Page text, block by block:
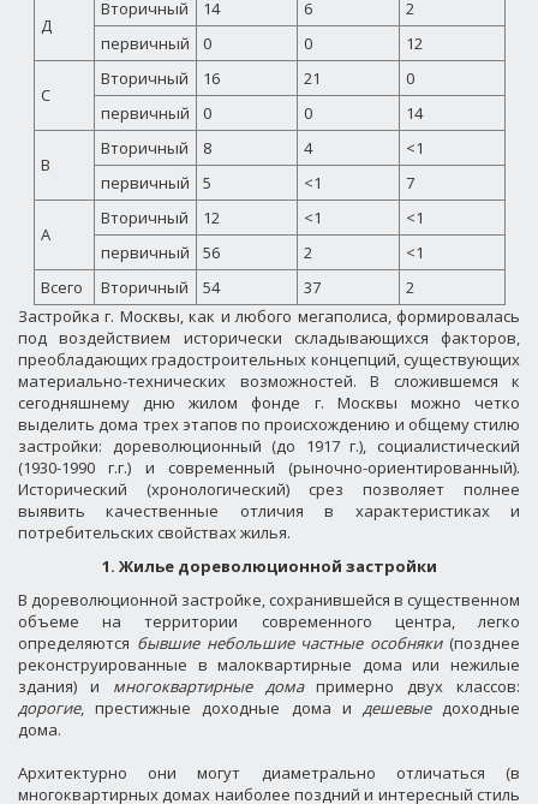
Д
Вторичный 14 6
2
первичный
0 0 12
С
Вторичный 16 21
0
первичный
0 0 14
В
Вторичный 8 4
<1
первичный
5 <1 7
А
Вторичный 12 <1
<1
первичный
56 2
<1
Всего
Вторичный 54 37
2
Застройка г. Москвы, как и любого мегаполиса, формировалась
под воздействием исторически складывающихся факторов,
преобладающих градостроительных концепций, существующих
материально-технических возможностей. В сложившемся к
сегодняшнему дню жилом фонде г. Москвы можно четко
выделить дома трех этапов по происхождению и общему стилю
застройки: дореволюционный (до 1917 г.), социалистический
(1930-1990 г.г.) и современный (рыночно-ориентированный).
Исторический (хронологический) срез позволяет полнее
выявить качественные отличия в характеристиках и
потребительских свойствах жилья.
1. Жилье дореволюционной застройки
В дореволюционной застройке, сохранившейся в существенном
объеме на территории современного центра, легко
определяются бывшие небольшие частные особняки (позднее
реконструированные в малоквартирные дома или нежилые
здания) и многоквартирные домапримерно двух классов:
дорогие, престижные доходные дома и дешевыедоходные
дома.
Архитектурно они могут диаметрально отличаться (в
многоквартирных домах наиболее поздний и интересный стиль